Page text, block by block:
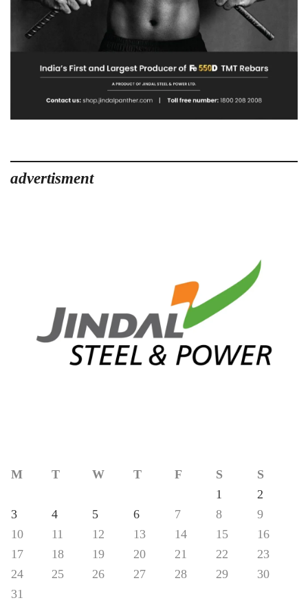
advertisment
M T W T F S
S
1
2
3
4 5 6 7 8
9
10
11 12 13 14 15
16
17
18 19 20 21 22
23
24
25 26 27 28 29
30
31